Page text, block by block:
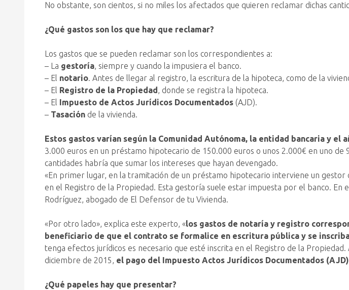
No obstante, son cientos, si no miles los afectados que quieren reclamar dichas
¿Qué gastos son los que hay que reclamar?
Los gastos que se pueden reclamar son los correspondientes a:
– La gestoría, siempre y cuando la impusiera el banco.
– El notario. Antes de llegar al registro, la escritura de la hipoteca, como de la
– El Registro de la Propiedad, donde se registra la hipoteca.
– El Impuesto de Actos Jurídicos Documentados (AJD).
– Tasación de la vivienda.
Estos gastos varían según la Comunidad Autónoma, la entidad bancaria y el
3.000 euros en un préstamo hipotecario de 150.000 euros o unos 2.000€ en uno de
cantidades habría que sumar los intereses que hayan devengado.
«En primer lugar, en la tramitación de un préstamo hipotecario interviene un gestor
en el Registro de la Propiedad. Esta gestoría suele estar impuesta por el banco.
Rodríguez, abogado de El Defensor de tu Vivienda.
«Por otro lado», explica este experto, «los gastos de notaría y registro
beneficiario de que el contrato se formalice en escritura pública y se
tenga efectos jurídicos es necesario que esté inscrita en el Registro de la
diciembre de 2015, el pago del Impuesto Actos Jurídicos Documentados
¿Qué papeles hay que presentar?